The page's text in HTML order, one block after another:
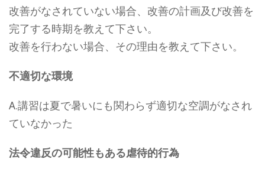
改善がなされていない場合、改善の計画及び改善を
完了する時期を教えて下さい。
改善を行わない場合、その理由を教えて下さい。
不適切な環境
A.講習は夏で暑いにも関わらず適切な空調がなされ
ていなかった
法令違反の可能性もある虐待的行為